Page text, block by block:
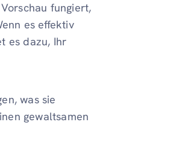
fungiert,
es effektiv
es dazu, Ihr
was sie
gewaltsamen